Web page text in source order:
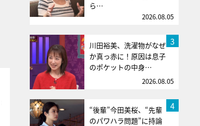
ら…
2026.08.05
3
川田裕美、洗濯物がなぜ
か真っ赤に！原因は息子
のポケットの中身…
2026.08.05
4
“後輩”今田美桜、“先輩
のパワハラ問題”に持論